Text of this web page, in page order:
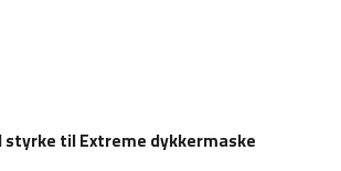
styrke til Extreme dykkermaske